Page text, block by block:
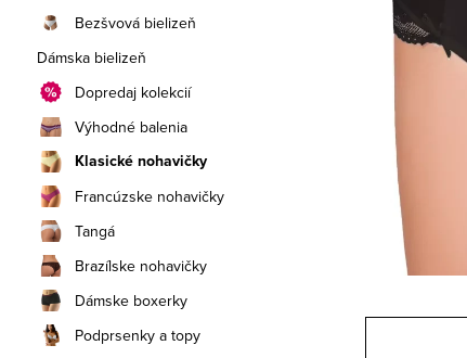
Bezšvová bielizeň
Dámska bielizeň
Dopredaj kolekcií
Výhodné balenia
Klasické nohavičky
Francúzske nohavičky
Tangá
Brazílske nohavičky
Dámske boxerky
Podprsenky a topy